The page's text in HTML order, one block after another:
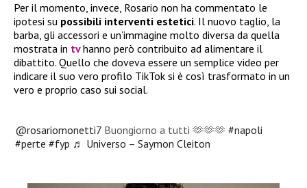
Per il momento, invece, Rosario non ha commentato le
ipotesi su possibili interventi estetici. Il nuovo taglio, la
barba, gli accessori e un’immagine molto diversa da quella
mostrata in tvhanno però contribuito ad alimentare il
dibattito. Quello che doveva essere un semplice video per
indicare il suo vero profilo TikTok si è così trasformato in un
vero e proprio caso sui social.
@rosariomonetti7 Buongiorno a tutti 🫶🫶🫶#napoli
#perte #fyp ♬ Universo – Saymon Cleiton